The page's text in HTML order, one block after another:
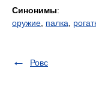
Синонимы:
оружие палка
Ровс